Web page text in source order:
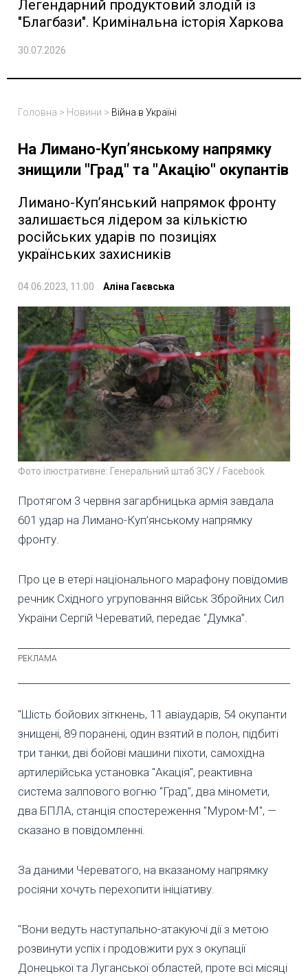
Легендарний продуктовий злодій із
"Благбази". Кримінальна історія Харкова
30.07.2026
Головна > Новини > Війна в Україні
На Лимано-Куп’янському напрямку
знищили "Град" та "Акацію" окупантів
Лимано-Куп’янський напрямок фронту
залишається лідером за кількістю
російських ударів по позиціях
українських захисників
04.06.2023, 11:00 Аліна Гаєвська
Фото ілюстративне: Генеральний штаб ЗСУ / Facebook
Протягом 3 червня загарбницька армія завдала
601 удар на Лимано-Куп’янському напрямку
фронту.
Про це в етері національного марафону повідомив
речник Східного угруповання військ Збройних Сил
України Сергій Череватий, передає "Думка”.
"Шість бойових зіткнень, 11 авіаударів, 54 окупанти
знищені, 89 поранені, один взятий в полон, підбиті
три танки, дві бойові машини піхоти, самохідна
артилерійська установка "Акація", реактивна
система залпового вогню "Град", два міномети,
два БПЛА, станція спостереження "Муром-М", —
сказано в повідомленні.
За даними Череватого, на вказаному напрямку
росіяни хочуть перехопити ініціативу.
"Вони ведуть наступально-атакуючі дії з метою
розвинути успіх і продовжити рух з окупації
Донецької та Луганської областей, проте всі місяці